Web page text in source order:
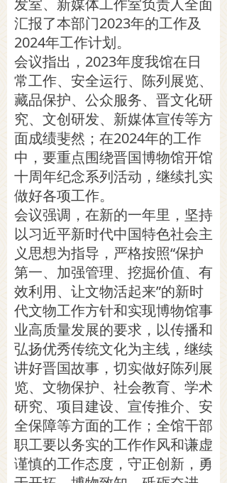
发室、新媒体工作室负责人全面
汇报了本部门2023年的工作及
2024年工作计划。
会议指出，2023年度我馆在日
常工作、安全运行、陈列展览、
藏品保护、公众服务、晋文化研
究、文创研发、新媒体宣传等方
面成绩斐然；在2024年的工作
中，要重点围绕晋国博物馆开馆
十周年纪念系列活动，继续扎实
做好各项工作。
会议强调，在新的一年里，坚持
以习近平新时代中国特色社会主
义思想为指导，严格按照“保护
第一、加强管理、挖掘价值、有
效利用、让文物活起来”的新时
代文物工作方针和实现博物馆事
业高质量发展的要求，以传播和
弘扬优秀传统文化为主线，继续
讲好晋国故事，切实做好陈列展
览、文物保护、社会教育、学术
研究、项目建设、宣传推介、安
全保障等方面的工作；全馆干部
职工要以务实的工作作风和谦虚
谨慎的工作态度，守正创新，勇